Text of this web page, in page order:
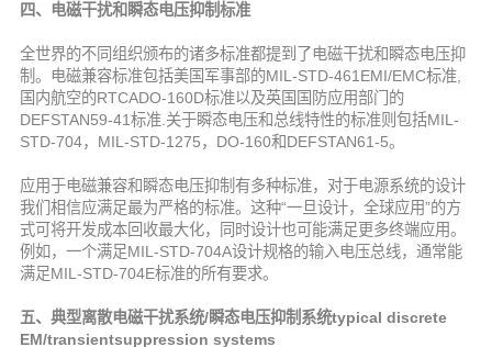
四、电磁干扰和瞬态电压抑制标准
全世界的不同组织颁布的诸多标准都提到了电磁干扰和瞬态电压抑
制。电磁兼容标准包括美国军事部的MIL-STD-461EMI/EMC标准,
国内航空的RTCADO-160D标准以及英国国防应用部门的
DEFSTAN59-41标准.关于瞬态电压和总线特性的标准则包括MIL-
STD-704，MIL-STD-1275，DO-160和DEFSTAN61-5。
应用于电磁兼容和瞬态电压抑制有多种标准，对于电源系统的设计
我们相信应满足最为严格的标准。这种“一旦设计，全球应用”的方
式可将开发成本回收最大化，同时设计也可能满足更多终端应用。
例如，一个满足MIL-STD-704A设计规格的输入电压总线，通常能
满足MIL-STD-704E标准的所有要求。
五、典型离散电磁干扰系统/瞬态电压抑制系统typical discrete
EM/transientsuppression systems